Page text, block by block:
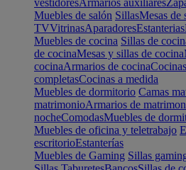
vestidoresArmarios auxiliares
Muebles de salón SillasMesas de
TVVitrinasAparadoresEstanterias
Muebles de cocina Sillas de
de cocinaMesas y sillas de cocina
cocinaArmarios de cocina
completasCocinas a medida
Muebles de dormitorio Camas
matrimonioArmarios de
nocheComodasMuebles de
Muebles de oficina y teletrabajo
escritorioEstanterías
Muebles de Gaming Sillas